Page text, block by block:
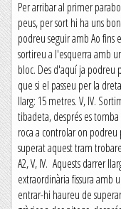
Per arribar al primer
peus, per sort hi ha uns
podreu seguir amb Ao fins
sortireu a l'esquerra amb
bloc. Des d'aquí ja podreu
que si el passeu per la
llarg: 15 metres. V, IV.
tibadeta, després es
roca a controlar on podreu
superat aquest tram
A2, V, IV. Aquests darrer
extraordinària fissura amb
entrar-hi haureu de